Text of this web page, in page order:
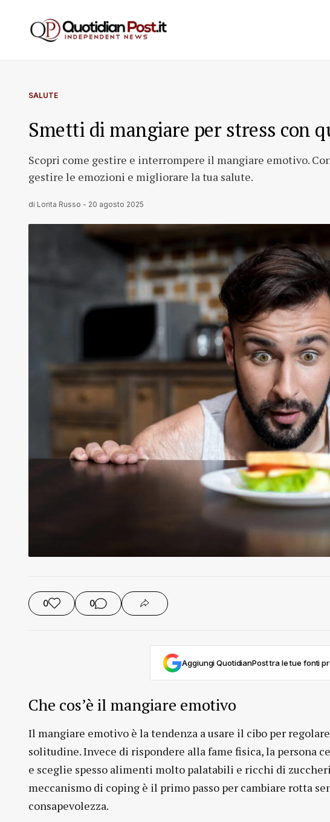
SALUTE
Smetti di mangiare per stress con
Scopri come gestire e interrompere il mangiare emotivo.
gestire le emozioni e migliorare la tua salute.
di Lorita Russo - 20 agosto 2025
0 0
Aggiungi QuotidianPost tra le tue fonti
Che cos’è il mangiare emotivo
Il mangiare emotivo è la tendenza a usare il cibo per
solitudine. Invece di rispondere alla fame fisica, la persona
e sceglie spesso alimenti molto palatabili e ricchi di
meccanismo di coping è il primo passo per cambiare rotta
consapevolezza.